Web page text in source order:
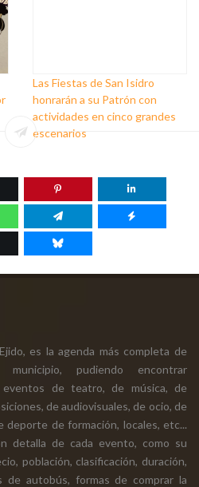
Las Fiestas de San Isidro
honrarán a su Patrón con
actividades en cinco grandes
escenarios
es la agenda más completa de
pudiendo encontrar
eventos de teatro, de música, de
de audiovisuales, de ocio, de
deporte de formación, locales, etc...
detalla de cada evento, como su
población, clasificación, duración,
de autobús, formas de comprar la